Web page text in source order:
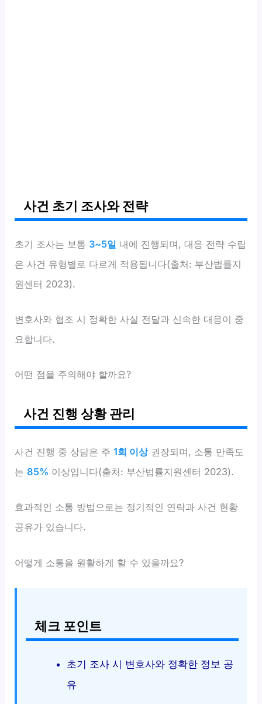
사건 초기 조사와 전략
초기 조사는 보통 3~5일 내에 진행되며, 대응 전략 수립
은 사건 유형별로 다르게 적용됩니다(출처: 부산법률지
원센터 2023).
변호사와 협조 시 정확한 사실 전달과 신속한 대응이 중
요합니다.
어떤 점을 주의해야 할까요?
사건 진행 상황 관리
사건 진행 중 상담은 주1회 이상권장되며, 소통 만족도
는85% 이상입니다(출처: 부산법률지원센터 2023).
효과적인 소통 방법으로는 정기적인 연락과 사건 현황
공유가 있습니다.
어떻게 소통을 원활하게 할 수 있을까요?
체크 포인트
초기 조사 시 변호사와 정확한 정보 공
유